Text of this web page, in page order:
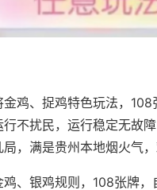
鸡、捉鸡特色玩法，108
不扰民，运行稳定无故
，满是贵州本地烟火气，
、银鸡规则，108张牌，